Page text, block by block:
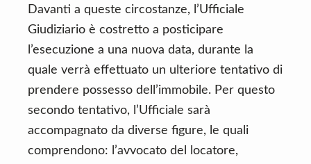
Davanti a queste circostanze, l’Ufficiale
Giudiziario è costretto a posticipare
l’esecuzione a una nuova data, durante la
quale verrà effettuato un ulteriore tentativo di
prendere possesso dell’immobile. Per questo
secondo tentativo, l’Ufficiale sarà
accompagnato da diverse figure, le quali
comprendono: l’avvocato del locatore,